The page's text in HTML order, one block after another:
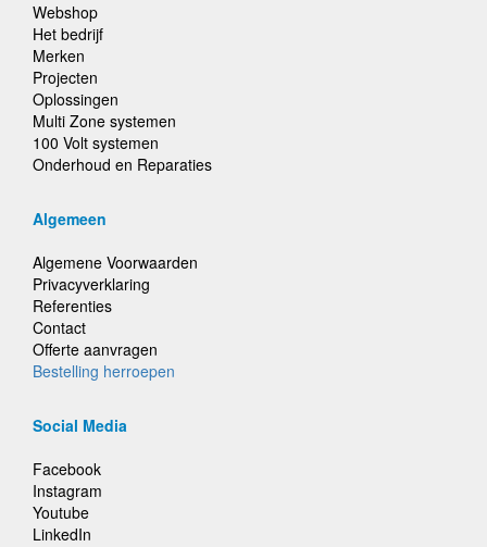
Webshop
Het bedrijf
Merken
Projecten
Oplossingen
Multi Zone systemen
100 Volt systemen
Onderhoud en Reparaties
Algemeen
Algemene Voorwaarden
Privacyverklaring
Referenties
Contact
Offerte aanvragen
Bestelling herroepen
Social Media
Facebook
Instagram
Youtube
LinkedIn